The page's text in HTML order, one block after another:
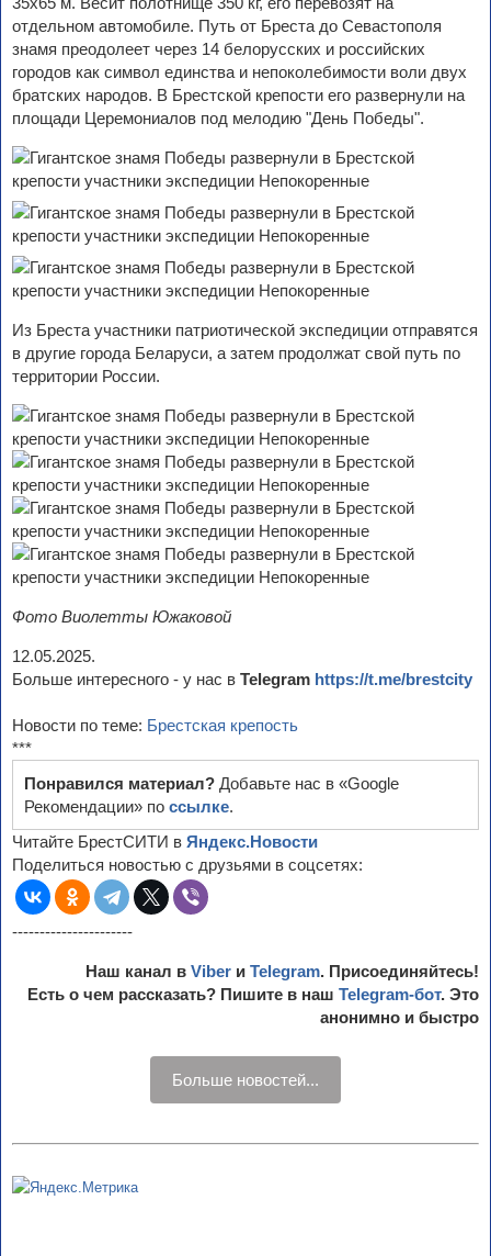
отдельном автомобиле. Путь от Бреста до Севастополя
знамя преодолеет через 14 белорусских и российских
городов как символ единства и непоколебимости воли двух
братских народов. В Брестской крепости его развернули на
площади Церемониалов под мелодию "День Победы".
Из Бреста участники патриотической экспедиции отправятся
в другие города Беларуси, а затем продолжат свой путь по
территории России.
Фото Виолетты Южаковой
12.05.2025.
Больше интересного - у нас в Telegram https://t.me/brestcity
Новости по теме: Брестская крепость
***
Понравился материал? Добавьте нас в «Google
Рекомендации» по ссылке.
Читайте БрестСИТИ в Яндекс.Новости
Поделиться новостью с друзьями в соцсетях:
----------------------
Наш канал в Viber и Telegram. Присоединяйтесь!
Есть о чем рассказать? Пишите в наш Telegram-бот. Это
анонимно и быстро
Больше новостей...